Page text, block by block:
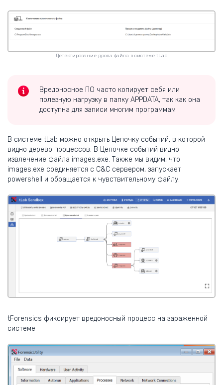
Детектирование дропа файла в системе tLab
Вредоносное ПО часто копирует себя или
полезную нагрузку в папку APPDATA, так как она
доступна для записи многим программам
В системе tLab можно открыть Цепочку событий, в которой
видно дерево процессов. В Цепочке событий видно
извлечение файла images.exe. Также мы видим, что
images.exe соединяется с C&C сервером, запускает
powershell и обращается к чувствительному файлу.
tForensics фиксирует вредоносный процесс на зараженной
системе